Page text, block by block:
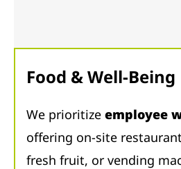
Food & Well-Being
We prioritize employee
offering on-site
fresh fruit, or vending